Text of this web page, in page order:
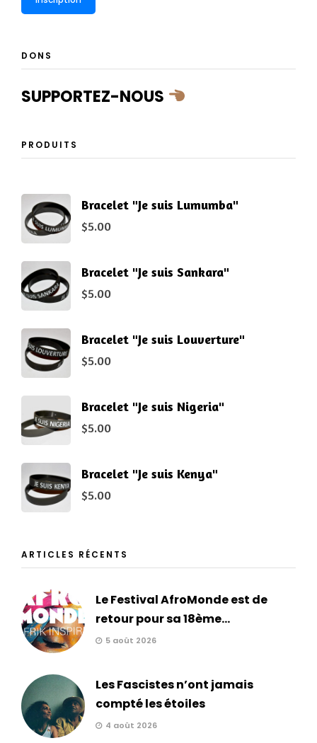
DONS
SUPPORTEZ-NOUS
PRODUITS
Bracelet "Je suis Lumumba"
$5.00
Bracelet "Je suis Sankara"
$5.00
Bracelet "Je suis Louverture"
$5.00
Bracelet "Je suis Nigeria"
$5.00
Bracelet "Je suis Kenya"
$5.00
ARTICLES RÉCENTS
Le Festival AfroMonde est de
retour pour sa 18ème...
5 août 2026
Les Fascistes n’ont jamais
compté les étoiles
4 août 2026